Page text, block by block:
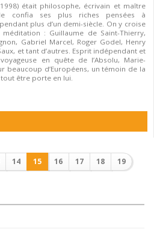
était philosophe, écrivain et maître
confia ses plus riches pensées à
plus d’un demi-siècle. On y croise
: Guillaume de Saint-Thierry,
Gabriel Marcel, Roger Godel, Henry
et tant d’autres. Esprit indépendant et
en quête de l’Absolu, Marie-
beaucoup d’Européens, un témoin de la
être porte en lui.
14 15 16 17 18 19